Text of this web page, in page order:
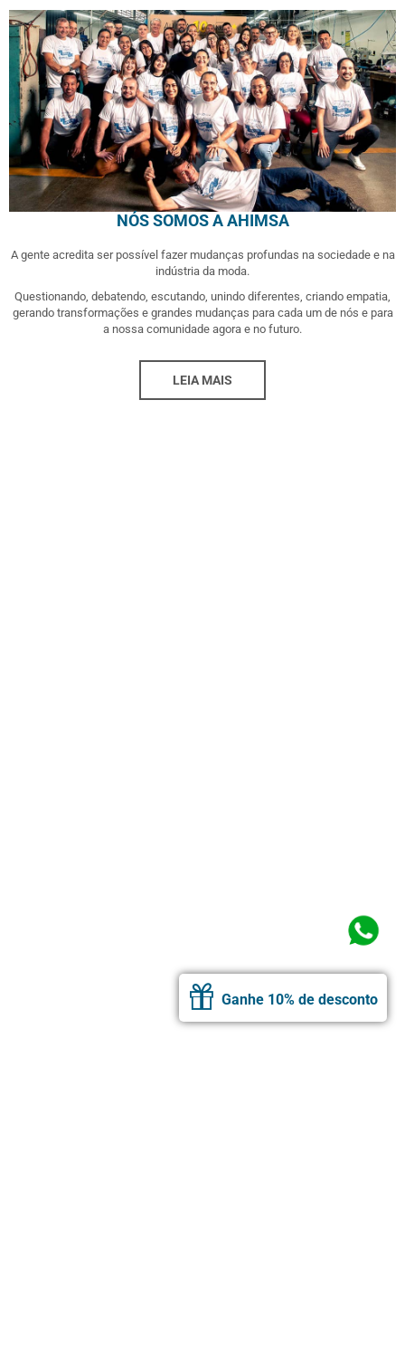
Ganhe 10% de desconto
NÓS SOMOS A AHIMSA
A gente acredita ser possível fazer mudanças profundas na sociedade e na
indústria da moda.
Questionando, debatendo, escutando, unindo diferentes, criando empatia,
gerando transformações e grandes mudanças para cada um de nós e para
a nossa comunidade agora e no futuro.
LEIA MAIS